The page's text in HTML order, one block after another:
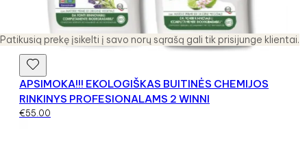
Patikusią prekę įsikelti į savo norų sąrašą gali tik prisijunge klientai.
APSIMOKA!!! EKOLOGIŠKAS BUITINĖS CHEMIJOS
RINKINYS PROFESIONALAMS 2 WINNI
€55.00